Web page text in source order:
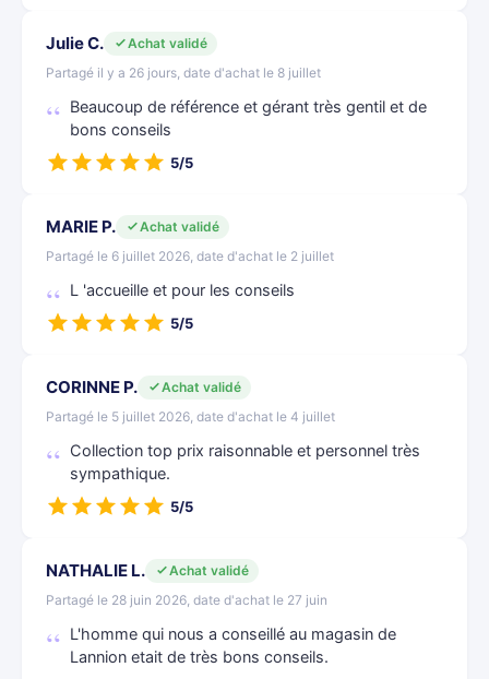
Julie C.
Achat validé
Partagé il y a 26 jours, date d'achat le 8 juillet
Beaucoup de référence et gérant très gentil et de
bons conseils
5/5
MARIE P.
Achat validé
Partagé le 6 juillet 2026, date d'achat le 2 juillet
L 'accueille et pour les conseils
5/5
CORINNE P.
Achat validé
Partagé le 5 juillet 2026, date d'achat le 4 juillet
Collection top prix raisonnable et personnel très
sympathique.
5/5
NATHALIE L.
Achat validé
Partagé le 28 juin 2026, date d'achat le 27 juin
L'homme qui nous a conseillé au magasin de
Lannion etait de très bons conseils.